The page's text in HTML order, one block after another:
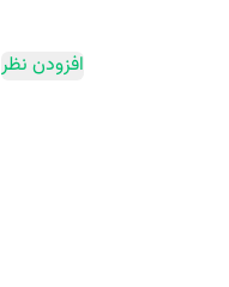
افزودن نظر